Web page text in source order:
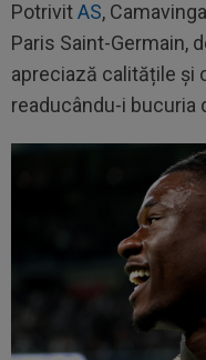
PotrivitAS,
Paris Saint-Germain,
apreciază calitățile și
readucându-i bucuria